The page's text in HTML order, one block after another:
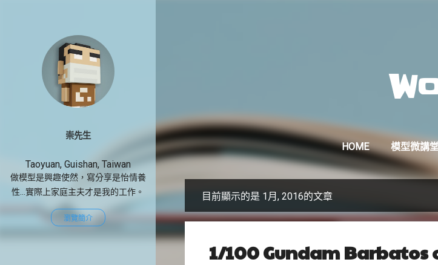
HOME 模型微講
表
文
目前顯示的是 1月, 2016的文章
1/100 Gundam Barbatos
崇先生
Taoyuan, Guishan, Taiwan
做模型是興趣使然，寫分享是怡情養
性...實際上家庭主夫才是我的工作。
瀏覽簡介